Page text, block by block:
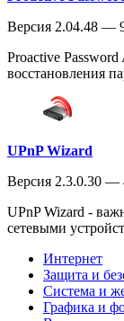
Версия 2.04.48 —
Proactive
восстановления
UPnP Wizard
Версия 2.3.0.30
UPnP Wizard -
сетевыми
Интернет
Защита и
Система и
Графика и